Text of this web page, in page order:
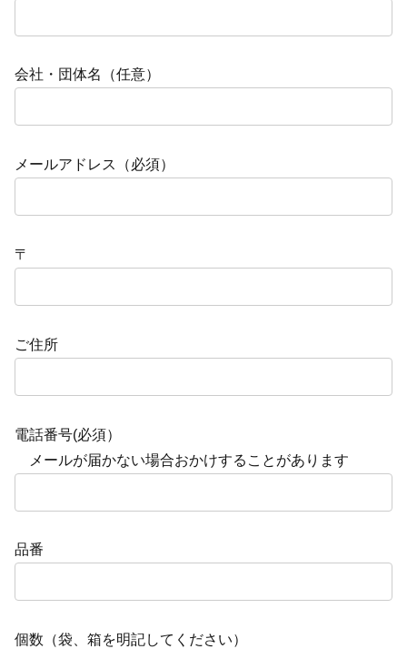
会社・団体名（任意）
メールアドレス（必須）
〒
ご住所
電話番号(必須）
メールが届かない場合おかけすることがあります
品番
個数（袋、箱を明記してください）